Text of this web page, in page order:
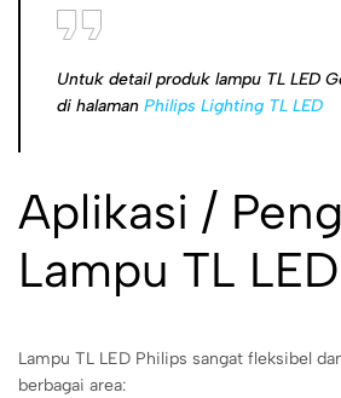
Untuk detail produk lampu TL LED
di halaman Philips Lighting TL LED
Aplikasi /
Lampu TL
Lampu TL LED Philips sangat fleksibel
berbagai area: